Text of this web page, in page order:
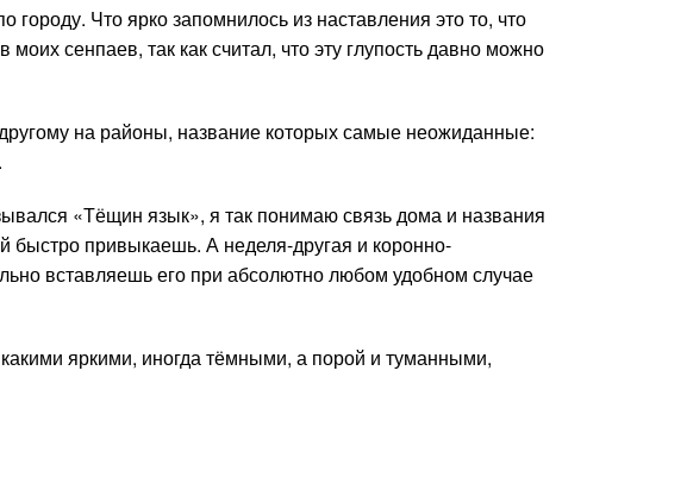
городу. Что ярко запомнилось из наставления это то, что
сенпаев, так как считал, что эту глупость давно можно
на районы, название которых самые неожиданные:
«Тёщин язык», я так понимаю связь дома и названия
быстро привыкаешь. А неделя-другая и коронно-
вставляешь его при абсолютно любом удобном случае
яркими, иногда тёмными, а порой и туманными,